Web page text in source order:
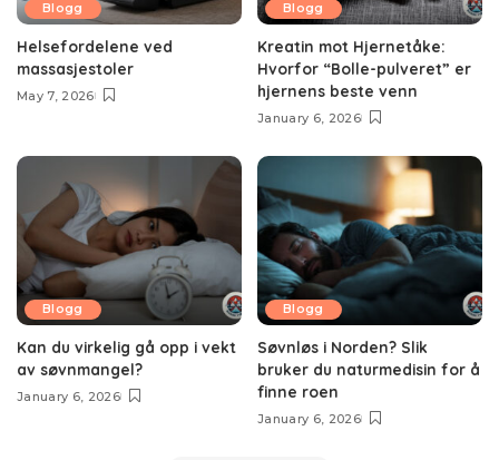
Blogg
Helsefordelene ved
massasjestoler
May 7, 2026
Blogg
Kreatin mot Hjernetåke:
Hvorfor “Bolle-pulveret” er
hjernens beste venn
January 6, 2026
Blogg
Kan du virkelig gå opp i vekt
av søvnmangel?
January 6, 2026
Blogg
Søvnløs i Norden? Slik
bruker du naturmedisin for å
finne roen
January 6, 2026